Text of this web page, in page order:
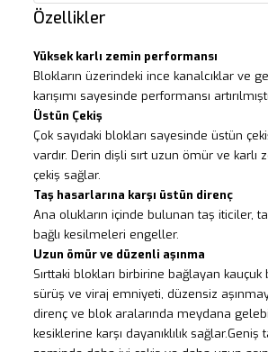
Özellikler
Yüksek karlı zemin performansı
Blokların üzerindeki ince kanalcıklar ve
karışımı sayesinde performansı
Üstün Çekiş
Çok sayıdaki blokları sayesinde üstün
vardır. Derin dişli sırt uzun ömür ve karlı
çekiş sağlar.
Taş hasarlarına karşı üstün direnç
Ana olukların içinde bulunan taş iticiler,
bağlı kesilmeleri engeller.
Uzun ömür ve düzenli aşınma
Sırttaki blokları birbirine bağlayan
sürüş ve viraj emniyeti, düzensiz
direnç ve blok aralarında meydana
kesiklerine karşı dayanıklılık sağlar.Geniş